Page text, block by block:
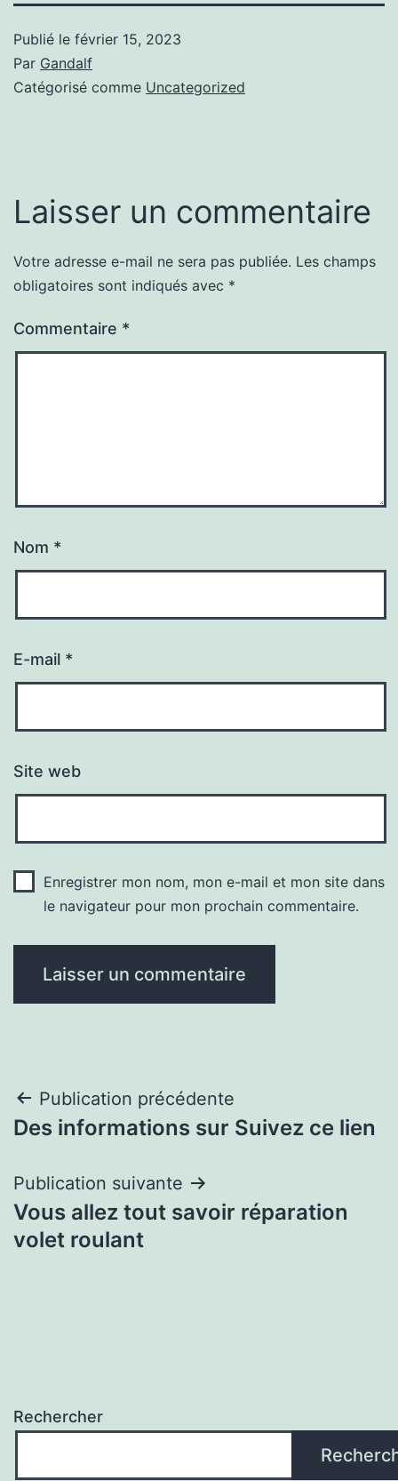
Publié le février 15, 2023
Par Gandalf
Catégorisé comme Uncategorized
Laisser un commentaire
Votre adresse e-mail ne sera pas publiée. Les champs
obligatoires sont indiqués avec *
Commentaire *
Nom *
E-mail *
Site web
Enregistrer mon nom, mon e-mail et mon site dans
le navigateur pour mon prochain commentaire.
Navigation
de
l’article
Publication précédente
Des informations sur Suivez ce lien
Publication suivante
Vous allez tout savoir réparation
volet roulant
Rechercher